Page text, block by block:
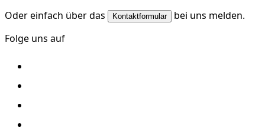
Oder einfach über das
Kontaktformular
bei uns melden.
Folge uns auf